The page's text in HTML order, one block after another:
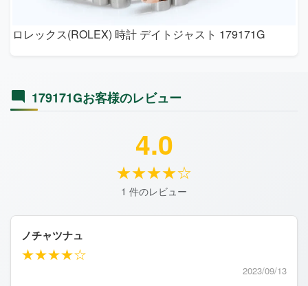
ロレックス(ROLEX) 時計 デイトジャスト 179171G
179171Gお客様のレビュー
4.0
★★★★☆
1 件のレビュー
ノチャツナュ
★★★★☆
2023/09/13